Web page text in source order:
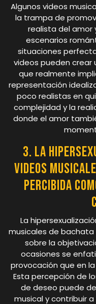
Algunos videos
la trampa de
realista del amor
escenarios
situaciones
videos pueden crear
que realmente
representación
poco realistas en
complejidad y la
donde el amor
3. La
videos
percibida
La
musicales de
sobre la
ocasiones se
provocación que en
Esta percepción de
de deseo puede
musical y contribuir